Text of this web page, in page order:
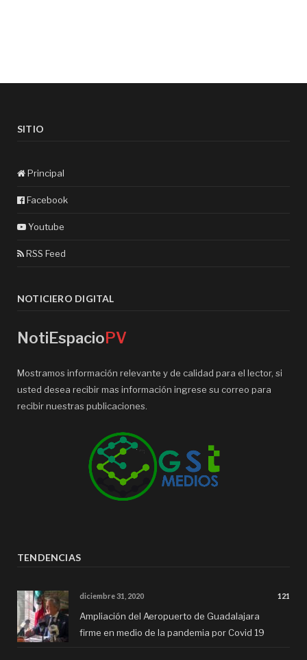
SITIO
Principal
Facebook
Youtube
RSS Feed
NOTICIERO DIGITAL
NotiEspacioPV
Mostramos información relevante y de calidad para el lector, si
usted desea recibir mas información ingrese su correo para
recibir nuestras publicaciones.
TENDENCIAS
diciembre 31, 2020 121
Ampliación del Aeropuerto de Guadalajara
firme en medio de la pandemia por Covid 19